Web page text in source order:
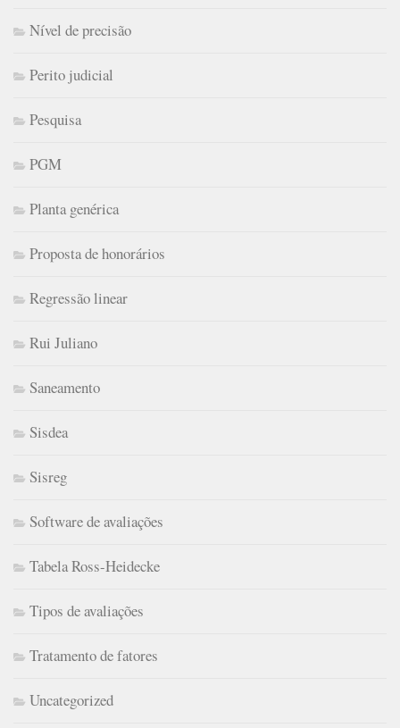
Nível de precisão
Perito judicial
Pesquisa
PGM
Planta genérica
Proposta de honorários
Regressão linear
Rui Juliano
Saneamento
Sisdea
Sisreg
Software de avaliações
Tabela Ross-Heidecke
Tipos de avaliações
Tratamento de fatores
Uncategorized